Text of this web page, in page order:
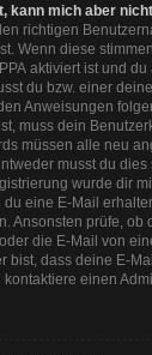
kann mich aber
richtigen
Wenn diese
aktiviert ist und
du bzw. einer
Anweisungen
muss dein
müssen alle neu
musst du
wurde dir
du eine E-Mail
Ansonsten prüfe, ob
die E-Mail von
bist, dass deine E-
einen